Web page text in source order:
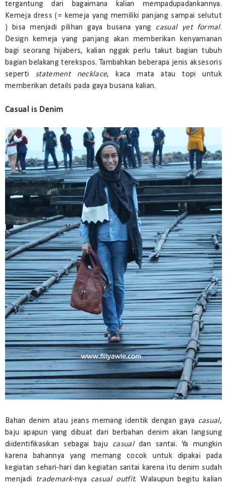
tergantung dari bagaimana kalian mempadupadankannya.
Kemeja dress (= kemeja yang memiliki panjang sampai selutut
) bisa menjadi pilihan gaya busana yang casual yet formal.
Design kemeja yang panjang akan memberikan kenyamanan
bagi seorang hijabers, kalian nggak perlu takut bagian tubuh
bagian belakang terekspos. Tambahkan beberapa jenis aksesoris
seperti statement necklace, kaca mata atau topi untuk
memberikan details pada gaya busana kalian.
Casual is Denim
Bahan denim atau jeans memang identik dengan gaya casual,
baju apapun yang dibuat dari berbahan denim akan langsung
diidentifikasikan sebagai baju casual dan santai. Ya mungkin
karena bahannya yang memang cocok untuk dipakai pada
kegiatan sehari-hari dan kegiatan santai karena itu denim sudah
menjadi
trademark-nya casual outfit. Walaupun begitu kalian